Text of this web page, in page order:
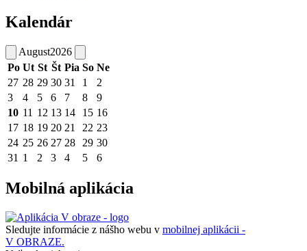
Kalendár
August2026
Po Ut St Št Pia So Ne
27 28 29 30 31 1
2
3
4 5 6 7 8
9
10 11 12 13 14 15 16
17 18 19 20 21 22 23
24 25 26 27 28 29 30
31 1 2 3 4 5 6
Mobilná aplikácia
Sledujte informácie z nášho webu v mobilnej aplikácii -
V OBRAZE.